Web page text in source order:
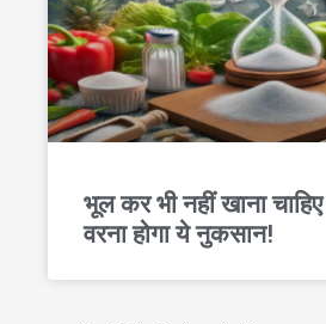
भूल कर भी नहीं खाना
वरना होगा ये नुकसान!